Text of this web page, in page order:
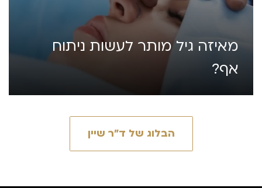
מאיזה גיל מותר לעשות ניתוח
אף?
הבלוג של ד״ר שיין